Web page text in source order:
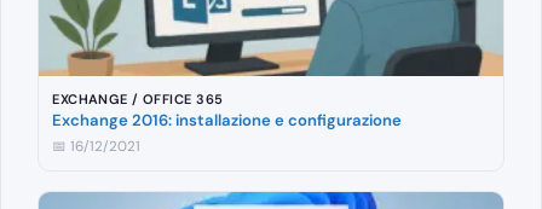
EXCHANGE / OFFICE 365
Exchange 2016: installazione e configurazione
📅 16/12/2021